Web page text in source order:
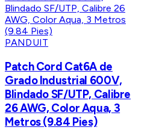
PANDUIT
Patch Cord Cat6A de
Grado Industrial 600V,
Blindado SF/UTP, Calibre
26 AWG, Color Aqua, 3
Metros (9.84 Pies)